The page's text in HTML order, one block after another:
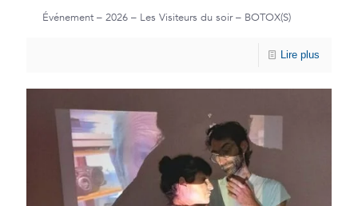
Événement – 2026 – Les Visiteurs du soir – BOTOX(S)
Lire plus